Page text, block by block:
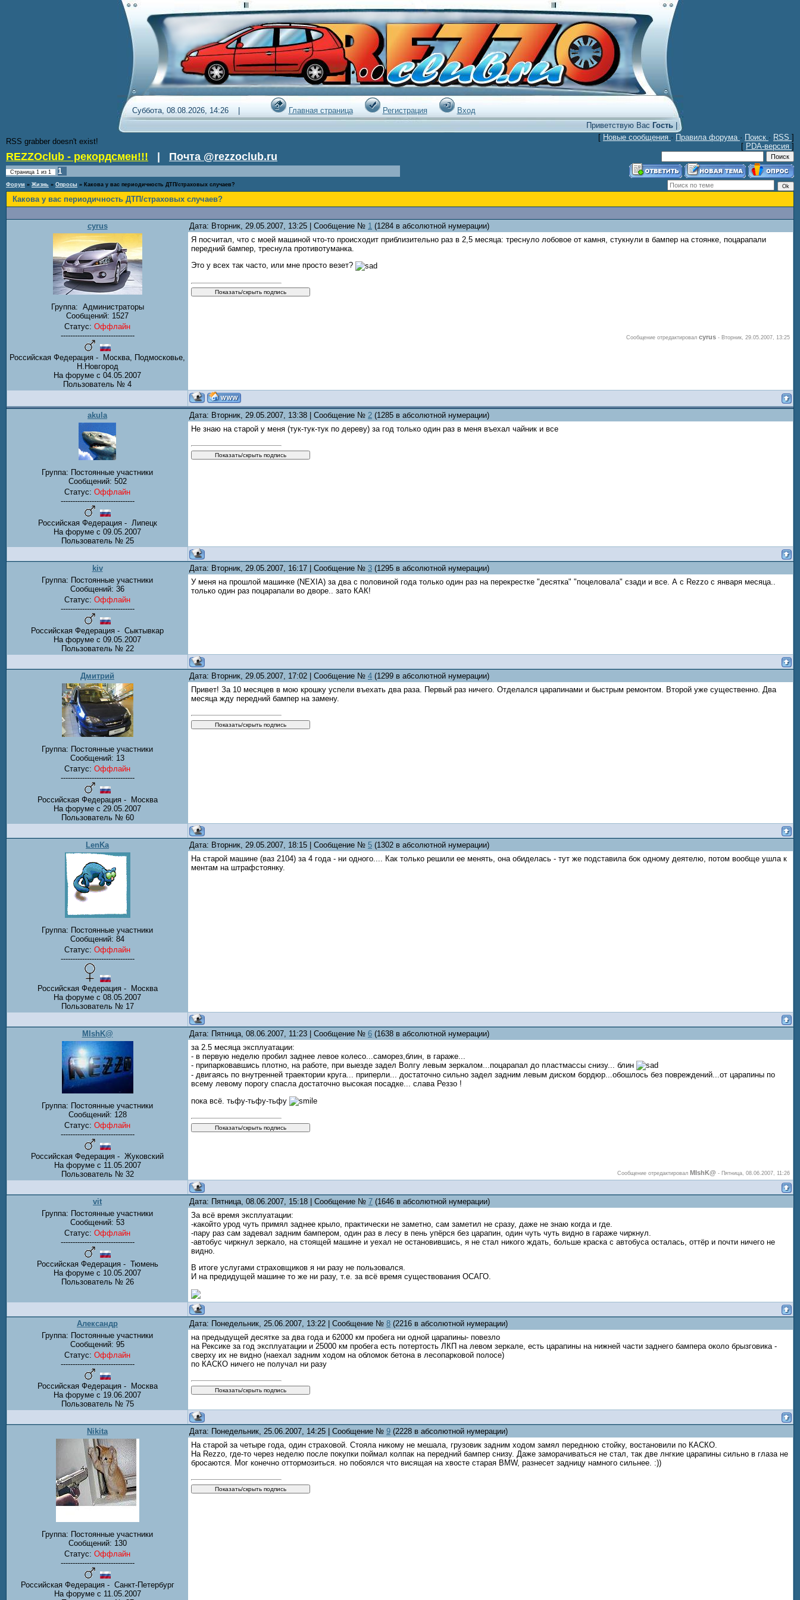
Суббота, 08.08.2026, 14:26 | Главная страница Регистрация
Вход
Приветствую Вас Гость|
RSS grabber doesn't exist!
[ Новые сообщения · Правила форума · Поиск · RSS ]
[ PDA-версия ]
REZZOclub - рекордсмен!!! Почта @rezzoclub.ru
Страница 1 из 1 1
Форум » Жизнь » Опросы » Какова у вас периодичность ДТП/страховых случаев?
Какова у вас периодичность ДТП/страховых случаев?
cyrus Дата: Вторник, 29.05.2007, 13:25 | Сообщение № 1 (1284 в абсолютной нумерации)
Группа: Администраторы
Сообщений: 1527
Статус: Оффлайн
-------------------------------
Российская Федерация - Москва, Подмосковье,
Н.Новгород
На форуме с 04.05.2007
Пользователь № 4
Я посчитал, что с моей машиной что-то происходит приблизительно раз в 2,5 месяца: треснуло лобовое от камня, стукнули в бампер на стоянке, поцарапали
передний бампер, треснула противотуманка.
Это у всех так часто, или мне просто везет?
Сообщение отредактировал cyrus - Вторник, 29.05.2007, 13:25
akula Дата: Вторник, 29.05.2007, 13:38 | Сообщение № 2 (1285 в абсолютной нумерации)
Группа: Постоянные участники
Сообщений: 502
Статус: Оффлайн
-------------------------------
Российская Федерация - Липецк
На форуме с 09.05.2007
Пользователь № 25
Не знаю на старой у меня (тук-тук-тук по дереву) за год только один раз в меня въехал чайник и все
kiv Дата: Вторник, 29.05.2007, 16:17 | Сообщение № 3 (1295 в абсолютной нумерации)
Группа: Постоянные участники
Сообщений: 36
Статус: Оффлайн
-------------------------------
Российская Федерация - Сыктывкар
На форуме с 09.05.2007
Пользователь № 22
У меня на прошлой машинке (NEXIA) за два с половиной года только один раз на перекрестке "десятка" "поцеловала" сзади и все. А с Rezzo с января месяца..
только один раз поцарапали во дворе.. зато КАК!
Дмитрий Дата: Вторник, 29.05.2007, 17:02 | Сообщение № 4 (1299 в абсолютной нумерации)
Группа: Постоянные участники
Сообщений: 13
Статус: Оффлайн
-------------------------------
Российская Федерация - Москва
На форуме с 29.05.2007
Пользователь № 60
Привет! За 10 месяцев в мою крошку успели въехать два раза. Первый раз ничего. Отделался царапинами и быстрым ремонтом. Второй уже существенно. Два
месяца жду передний бампер на замену.
LenKa Дата: Вторник, 29.05.2007, 18:15 | Сообщение № 5 (1302 в абсолютной нумерации)
Группа: Постоянные участники
Сообщений: 84
Статус: Оффлайн
-------------------------------
Российская Федерация - Москва
На форуме с 08.05.2007
Пользователь № 17
На старой машине (ваз 2104) за 4 года - ни одного.... Как только решили ее менять, она обиделась - тут же подставила бок одному деятелю, потом вообще ушла к
ментам на штрафстоянку.
MIshK@ Дата: Пятница, 08.06.2007, 11:23 | Сообщение № 6 (1638 в абсолютной нумерации)
Группа: Постоянные участники
Сообщений: 128
Статус: Оффлайн
-------------------------------
Российская Федерация - Жуковский
На форуме с 11.05.2007
Пользователь № 32
за 2.5 месяца эксплуатации:
- в первую неделю пробил заднее левое колесо...саморез,блин, в гараже...
- припарковавшись плотно, на работе, при выезде задел Волгу левым зеркалом...поцарапал до пластмассы снизу... блин
- двигаясь по внутренней траектории круга... приперли... достаточно сильно задел задним левым диском бордюр...обошлось без повреждений...от царапины по
всему левому порогу спасла достаточно высокая посадке... слава Реззо !
пока всё. тьфу-тьфу-тьфу
Сообщение отредактировал MIshK@ - Пятница, 08.06.2007, 11:26
vit Дата: Пятница, 08.06.2007, 15:18 | Сообщение № 7 (1646 в абсолютной нумерации)
Группа: Постоянные участники
Сообщений: 53
Статус: Оффлайн
-------------------------------
Российская Федерация - Тюмень
На форуме с 10.05.2007
Пользователь № 26
За всё время эксплуатации:
-какойто урод чуть примял заднее крыло, практически не заметно, сам заметил не сразу, даже не знаю когда и где.
-пару раз сам задевал задним бампером, один раз в лесу в пень упёрся без царапин, один чуть чуть видно в гараже чиркнул.
-автобус чиркнул зеркало, на стоящей машине и уехал не остановившись, я не стал никого ждать, больше краска с автобуса осталась, оттёр и почти ничего не
видно.
В итоге услугами страховщиков я ни разу не пользовался.
И на предидущей машине то же ни разу, т.е. за всё время существования ОСАГО.
Александр Дата: Понедельник, 25.06.2007, 13:22 | Сообщение № 8 (2216 в абсолютной нумерации)
Группа: Постоянные участники
Сообщений: 95
Статус: Оффлайн
-------------------------------
Российская Федерация - Москва
На форуме с 19.06.2007
Пользователь № 75
на предыдущей десятке за два года и 62000 км пробега ни одной царапины- повезло
на Рексике за год эксплуатации и 25000 км пробега есть потертость ЛКП на левом зеркале, есть царапины на нижней части заднего бампера около брызговика -
сверху их не видно (наехал задним ходом на обломок бетона в лесопарковой полосе)
по КАСКО ничего не получал ни разу
Nikita Дата: Понедельник, 25.06.2007, 14:25 | Сообщение № 9 (2228 в абсолютной нумерации)
Группа: Постоянные участники
Сообщений: 130
Статус: Оффлайн
-------------------------------
Российская Федерация - Санкт-Петербург
На форуме с 11.05.2007
На старой за четыре года, один страховой. Стояла никому не мешала, грузовик задним ходом замял переднюю стойку, востановили по КАСКО.
На Rezzo, где-то через неделю после покупки поймал колпак на передний бампер снизу. Даже заморачиваться не стал, так две лнгкие царапины сильно в глаза не
бросаются. Мог конечно оттормозиться. но побоялся что висящая на хвосте старая BMW, разнесет задницу намного сильнее. :))